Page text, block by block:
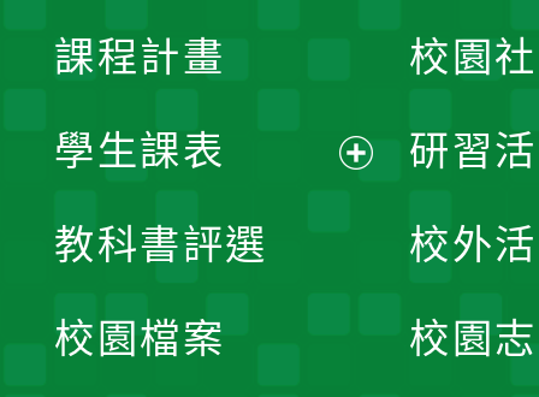
課程計畫
學生課表
教科書評選
校園檔案
校園
研習
校外
校園